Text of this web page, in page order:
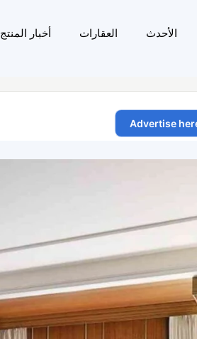
الأحدث العقارات أخبار المنتج